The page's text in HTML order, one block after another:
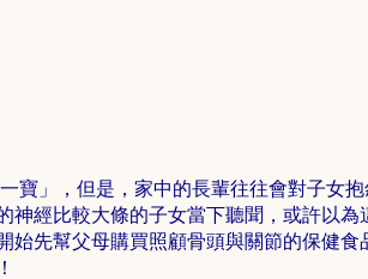
寶」，但是，家中的長輩往往會對子女
神經比較大條的子女當下聽聞，或許以
始先幫父母購買照顧骨頭與關節的保健